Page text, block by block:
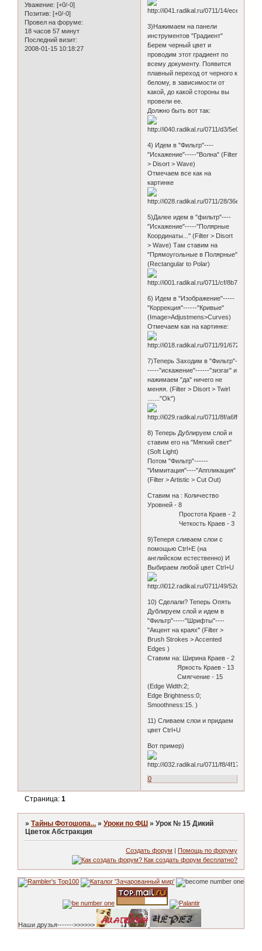
Уважение: [+0/-0]
Позитив: [+0/-0]
Провел на форуме:
18 часов 57 минут
Последний визит:
2008-01-15 10:18:27
3)Нажимаем на панели
инструментов "Градиент"
Берем черный цвет и
проводим этот градиент по
всему документу. Появится
плавный переход от черного к
белому, в зависимости от
какой, до какой стороны вы
провели ее.
Должно быть вот так:
4) Идем в "Фильтр"----
"Искажение"-----"Волна" (Filter
> Disort > Wave)
Отмечаем все как на
картинке
5)Далее идем в "фильтр"----
"Искажение"-----"Полярные
Координаты..." (Filter > Disort
> Wave) Там ставим на
"Прямоугольные в Полярные"
(Rectangular to Polar)
6) Идем в "Изображение"-----
"Коррекция"------"Кривые"
(Image>Adjustmens>Curves)
Отмечаем как на картинке:
7)Теперь Заходим в "Фильтр"-
-----"искажение"------"зизгаг" и
нажимаем "да" ничего не
меняя. (Filter > Disort > Twirl
......."Ok")
8) Теперь Дублируем слой и
ставим его на "Мягкий свет"
(Soft Light)
Потом "Фильтр"------
"Иммитация"----"Аппликация"
(Filter > Artistic > Cut Out)
Ставим на : Количество
Уровней - 8
Простота Краев - 2
Четкость Краев - 3
9)Теперя сливаем слои с
помощью Ctrl+E (на
английском естественно) И
Выбираем любой цвет Ctrl+U
10) Сделали? Теперь Опять
Дублируем слой и идем в
"Фильтр"-----"Шрифты"----
"Акцент на краях" (Filter >
Brush Strokes > Accented
Edges )
Ставим на: Ширина Краев - 2
Яркость Краев - 13
Смягчение - 15
(Edge Width:2;
Edge Brightness:0;
Smoothness:15. )
11) Сливаем слои и придаем
цвет Ctrl+U
Вот пример)
0
Страница:1
»Тайны Фотошопа... »Уроки по ФШ »Урок № 15 Дикий
Цветок Абстракция
Создать форум | Помощь по форуму
Наши друзья------->>>>>>